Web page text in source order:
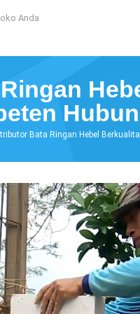
Anda
Bata Ringan Hebel